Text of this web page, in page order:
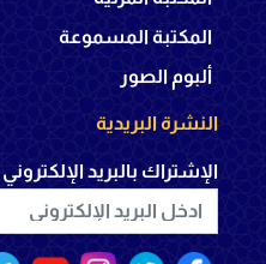
المكتبة المسموعة
ألبوم الصور
النشرة البريدية
الإشتراك بالبريد الإلكتروني